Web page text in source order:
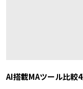
AI搭載MAツール比較